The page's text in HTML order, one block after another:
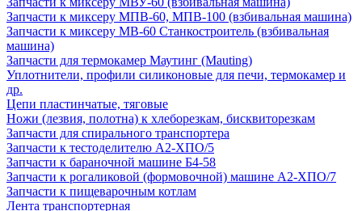
Запчасти к миксеру МПВ-60, МПВ-100 (взбивальная машина)
Запчасти к миксеру МВ-60 Станкостроитель (взбивальная
машина)
Запчасти для термокамер Маутинг (Mauting)
Уплотнители, профили силиконовые для печи, термокамер и
др.
Цепи пластинчатые, тяговые
Ножи (лезвия, полотна) к хлеборезкам, бисквиторезкам
Запчасти для спирального транспортера
Запчасти к тестоделителю А2-ХПО/5
Запчасти к бараночной машине Б4-58
Запчасти к рогаликовой (формовочной) машине А2-ХПО/7
Запчасти к пищеварочным котлам
Лента транспортерная